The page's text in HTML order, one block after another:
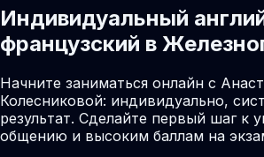
Индивидуальный
французский в
Начните заниматься онлайн с
Колесниковой: индивидуально,
результат. Сделайте первый шаг к
общению и высоким баллам на